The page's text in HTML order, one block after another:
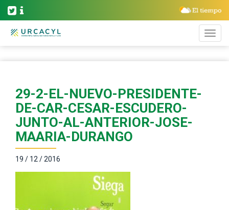
29-2-EL-NUEVO-PRESIDENTE-
DE-CAR-CESAR-ESCUDERO-
JUNTO-AL-ANTERIOR-JOSE-
MAARIA-DURANGO
19 / 12 / 2016